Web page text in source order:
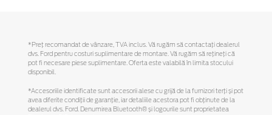
*Preţ recomandat de vânzare, TVA inclus. Vă rugăm să contactaţi dealerul
dvs. Ford pentru costuri suplimentare de montare. Vă rugăm să reţineţi că
pot fi necesare piese suplimentare. Oferta este valabilă în limita stocului
disponibil.
*Accesoriile identificate sunt accesorii alese cu grijă de la furnizori terți și pot
avea diferite condiții de garanție, iar detaliile acestora pot fi obținute de la
dealerul dvs. Ford. Denumirea Bluetooth® și logourile sunt proprietatea